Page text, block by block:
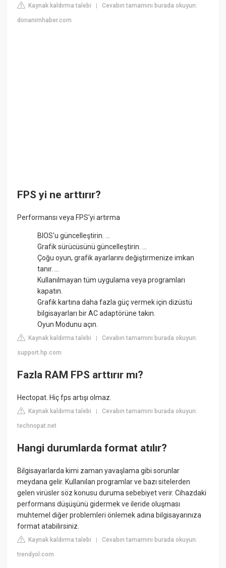
Kaynak kaldırma talebi |Cevabın tamamını burada okuyun:
donanimhaber.com
FPS yi ne arttırır?
Performansı veya FPS'yi artırma
BIOS'u güncelleştirin. ...
Grafik sürücüsünü güncelleştirin. ...
Çoğu oyun, grafik ayarlarını değiştirmenize imkan
tanır. ...
Kullanılmayan tüm uygulama veya programları
kapatın.
Grafik kartına daha fazla güç vermek için dizüstü
bilgisayarları bir AC adaptörüne takın.
Oyun Modunu açın.
Kaynak kaldırma talebi |Cevabın tamamını burada okuyun:
support.hp.com
Fazla RAM FPS arttırır mı?
Hectopat. Hiç fps artışı olmaz.
Kaynak kaldırma talebi |Cevabın tamamını burada okuyun:
technopat.net
Hangi durumlarda format atılır?
Bilgisayarlarda kimi zaman yavaşlama gibi sorunlar
meydana gelir. Kullanılan programlar ve bazı sitelerden
gelen virüsler söz konusu duruma sebebiyet verir. Cihazdaki
performans düşüşünü gidermek ve ileride oluşması
muhtemel diğer problemleri önlemek adına bilgisayarınıza
format atabilirsiniz.
Kaynak kaldırma talebi |Cevabın tamamını burada okuyun:
trendyol.com